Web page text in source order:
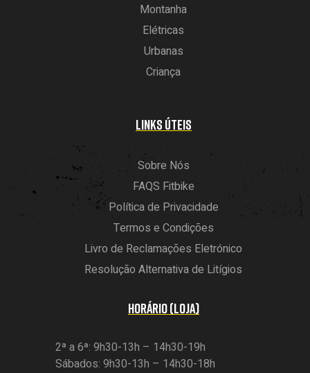
Montanha
Elétricas
Urbanas
Criança
LINKS ÚTEIS
Sobre Nós
FAQS Fitbike
Política de Privacidade
Termos e Condições
Livro de Reclamações Eletrónico
Resolução Alternativa de Litígios
HORÁRIO (LOJA)
2ª a 6ª: 9h30-13h – 14h30-19h
Sábados: 9h30-13h – 14h30-18h